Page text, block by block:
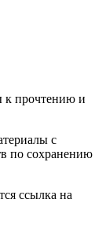
к прочтению и
с
по сохранению
ссылка на